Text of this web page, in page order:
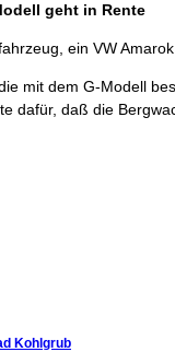
geht in Rente
ein VW
mit dem G-Modell
dafür, daß die
Kohlgrub